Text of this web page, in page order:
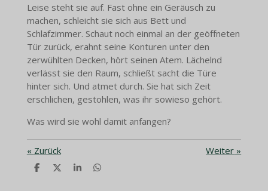
Leise steht sie auf. Fast ohne ein Geräusch zu
machen, schleicht sie sich aus Bett und
Schlafzimmer. Schaut noch einmal an der geöffneten
Tür zurück, erahnt seine Konturen unter den
zerwühlten Decken, hört seinen Atem. Lächelnd
verlässt sie den Raum, schließt sacht die Türe
hinter sich. Und atmet durch. Sie hat sich Zeit
erschlichen, gestohlen, was ihr sowieso gehört.
Was wird sie wohl damit anfangen?
« Zurück Weiter »
T
T
T
T